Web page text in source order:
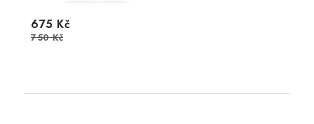
675 Kč
750 Kč